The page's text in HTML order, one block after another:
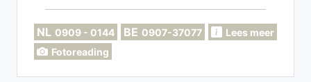
NL 0909 - 0144 BE 0907-37077
Lees meer
Fotoreading